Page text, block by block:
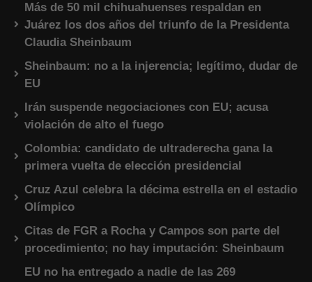
Más de 50 mil chihuahuenses respaldan en
Juárez los dos años del triunfo de la Presidenta
Claudia Sheinbaum
Sheinbaum: no a la injerencia; legítimo, dudar de
EU
Irán suspende negociaciones con EU; acusa
violación de alto el fuego
Colombia: candidato de ultraderecha gana la
primera vuelta de elección presidencial
Cruz Azul celebra la décima estrella en el estadio
Olímpico
Citas de FGR a Rocha y Campos son parte del
procedimiento; no hay imputación: Sheinbaum
EU no ha entregado a nadie de las 269